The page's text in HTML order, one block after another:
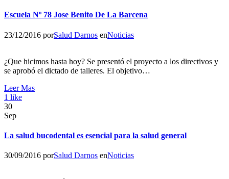
Escuela Nº 78 Jose Benito De La Barcena
23/12/2016 porSalud Darnos enNoticias
¿Que hicimos hasta hoy? Se presentó el proyecto a los directivos y
se aprobó el dictado de talleres. El objetivo…
Leer Mas
1 like
30
Sep
La salud bucodental es esencial para la salud general
30/09/2016 porSalud Darnos enNoticias